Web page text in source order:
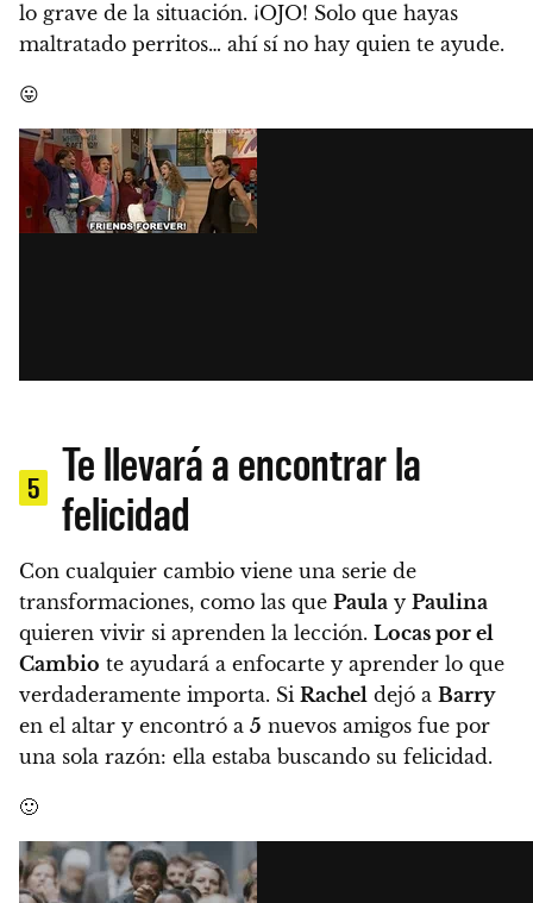
lo grave de la situación. ¡OJO! Solo que hayas
maltratado perritos… ahí sí no hay quien te ayude.
😛
5
Te llevará a encontrar la
felicidad
Con cualquier cambio viene una serie de
transformaciones, como las que Paula y Paulina
quieren vivir si aprenden la lección. Locas por el
Cambio te ayudará a enfocarte y aprender lo que
verdaderamente importa. Si Rachel dejó a Barry
en el altar y encontró a 5 nuevos amigos fue por
una sola razón: ella estaba buscando su felicidad.
🙂